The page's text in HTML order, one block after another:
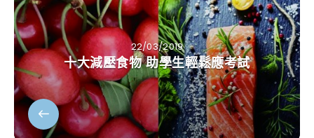
22/03/2019
十大減壓食物 助學生輕鬆應考試